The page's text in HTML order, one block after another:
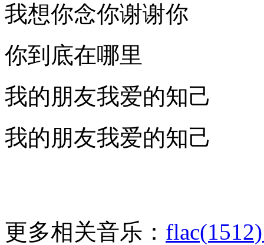
我想你念你谢谢你
你到底在哪里
我的朋友我爱的知己
我的朋友我爱的知己
更多相关音乐： flac(1512)